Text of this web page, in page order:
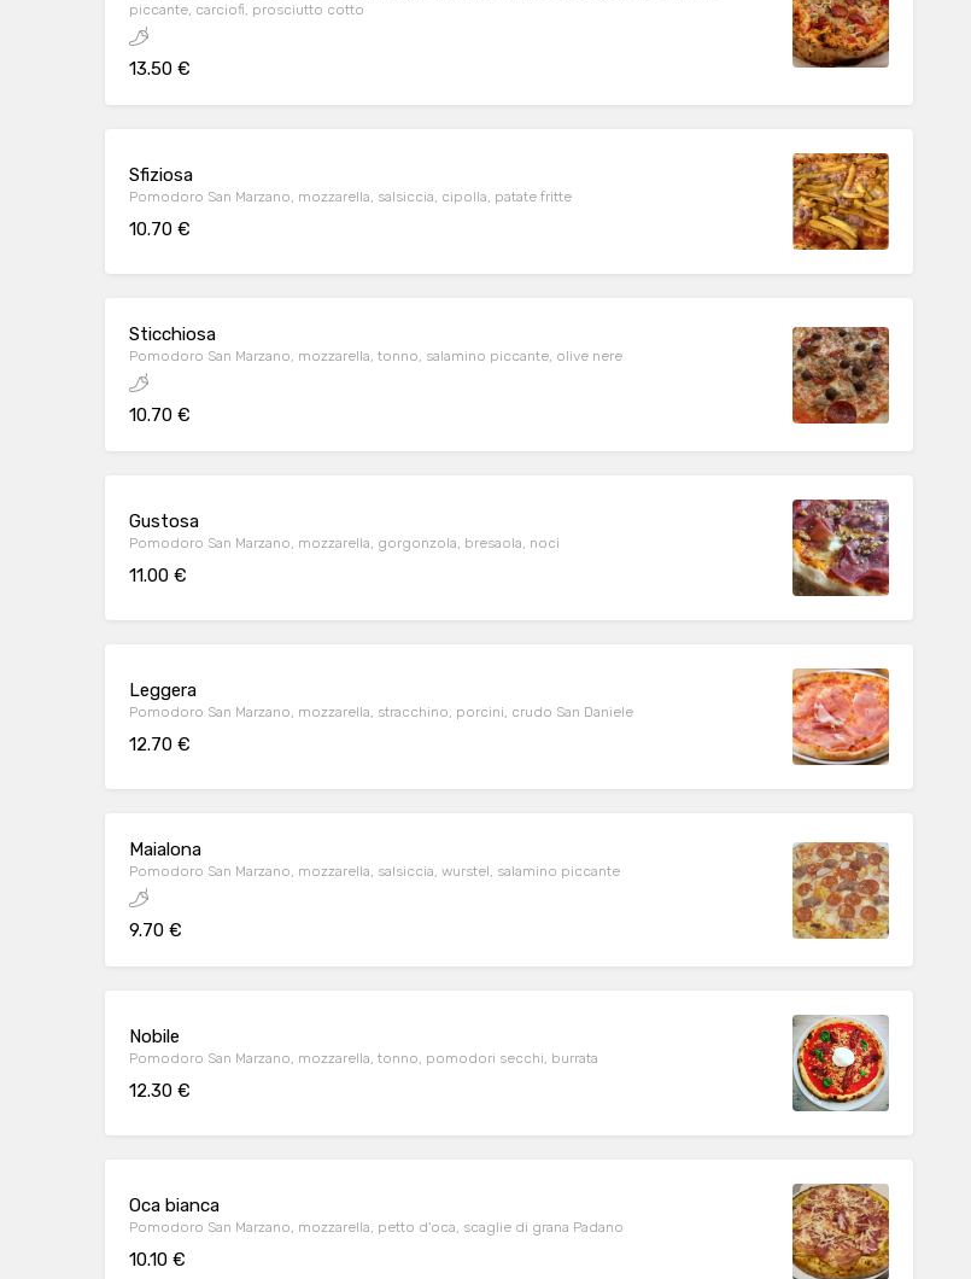
piccante, carciofi, prosciutto cotto
13.50 €
Sfiziosa
Pomodoro San Marzano, mozzarella, salsiccia, cipolla, patate fritte
10.70 €
Sticchiosa
Pomodoro San Marzano, mozzarella, tonno, salamino piccante, olive nere
10.70 €
Gustosa
Pomodoro San Marzano, mozzarella, gorgonzola, bresaola, noci
11.00 €
Leggera
Pomodoro San Marzano, mozzarella, stracchino, porcini, crudo San Daniele
12.70 €
Maialona
Pomodoro San Marzano, mozzarella, salsiccia, wurstel, salamino piccante
9.70 €
Nobile
Pomodoro San Marzano, mozzarella, tonno, pomodori secchi, burrata
12.30 €
Oca bianca
Pomodoro San Marzano, mozzarella, petto d'oca, scaglie di grana Padano
10.10 €